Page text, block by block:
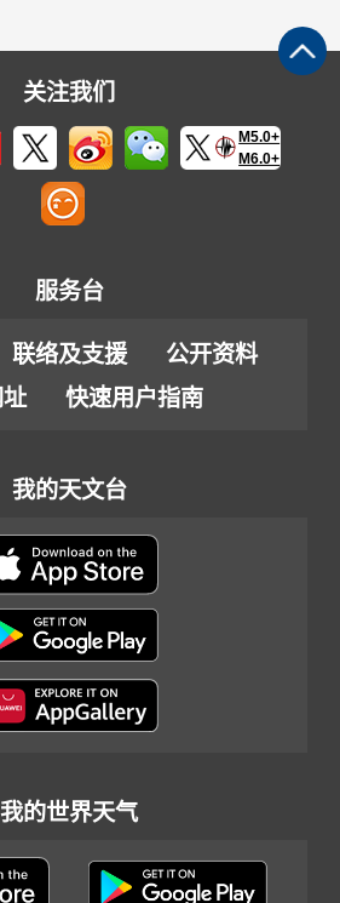
关注我们
M5.0+
M6.0+
服务台
联络及支援
公开资料
快速用户指南
我的天文台
我的世界天气